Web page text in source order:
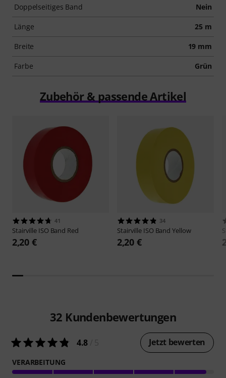
Doppelseitiges Band Nein
Länge 25 m
Breite 19 mm
Farbe Grün
Zubehör & passende Artikel
41
Stairville ISO Band Red
2,20 €
34
Stairville ISO Band Yellow
2,20 €
32 Kundenbewertungen
4.8 Jetzt bewerten
VERARBEITUNG